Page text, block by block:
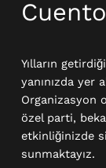
Yılların
yanınızda yer
Organizasyon
özel parti,
etkinliğinizde
sunmaktayız.